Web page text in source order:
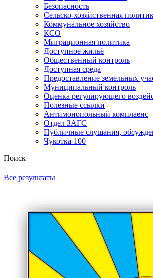
Безопасность
Сельско-хозяйственная
Коммунальное хозяйство
КСО
Миграционная политика
Доступное жильё
Общественный контроль
Доступная среда
Предоставление земельных
Муниципальный контроль
Оценка регулирующего
Полезные ссылки
Антимонопольный комплаенс
Отдел ЗАГС
Публичные слушания,
Чукотка-100
Поиск
Все результаты